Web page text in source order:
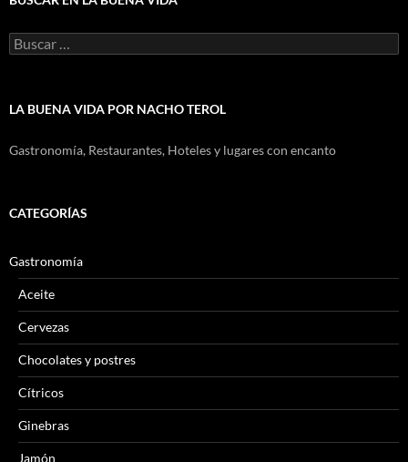
Buscar:
LA BUENA VIDA POR NACHO TEROL
Gastronomía, Restaurantes, Hoteles y lugares con encanto
CATEGORÍAS
Gastronomía
Aceite
Cervezas
Chocolates y postres
Cítricos
Ginebras
Jamón